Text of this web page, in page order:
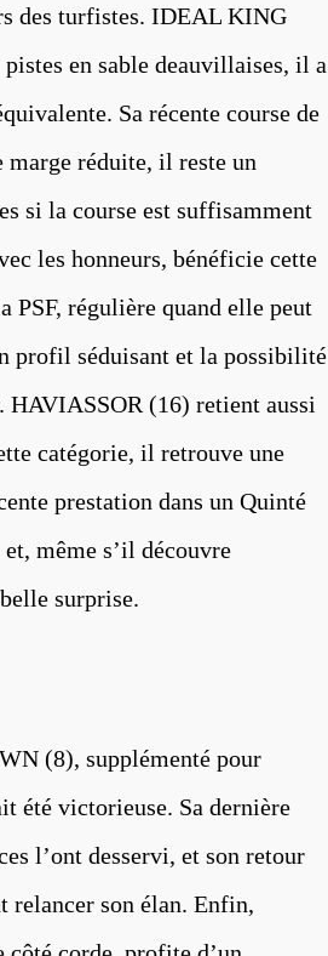
des turfistes. IDEAL KING
en sable deauvillaises, il a
Sa récente course de
réduite, il reste un
si la course est suffisamment
les honneurs, bénéficie cette
PSF, régulière quand elle peut
profil séduisant et la possibilité
HAVIASSOR (16) retient aussi
catégorie, il retrouve une
prestation dans un Quinté
même s’il découvre
surprise.
(8), supplémenté pour
été victorieuse. Sa dernière
l’ont desservi, et son retour
relancer son élan. Enfin,